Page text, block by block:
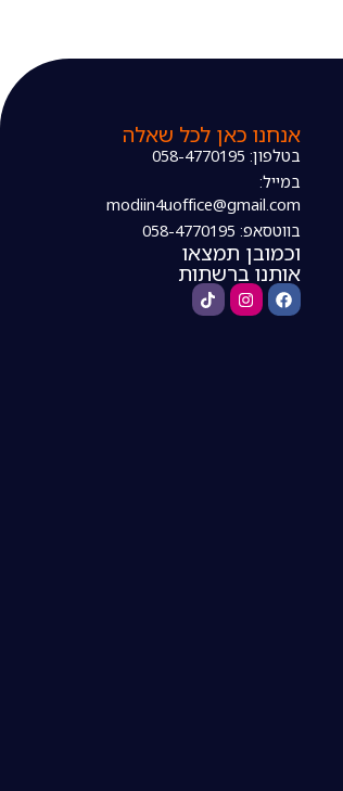
אנחנו כאן לכל שאלה
בטלפון: 058-4770195
במייל:
modiin4uoffice@gmail.com
בווטסאפ: 058-4770195
וכמובן תמצאו
אותנו ברשתות